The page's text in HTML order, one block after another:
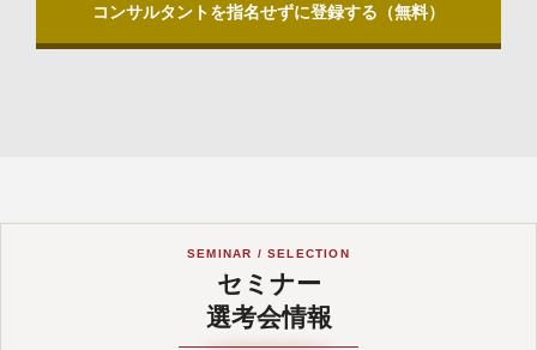
コンサルタントを指名せずに登録する（無料）
SEMINAR / SELECTION
セミナー
選考会情報